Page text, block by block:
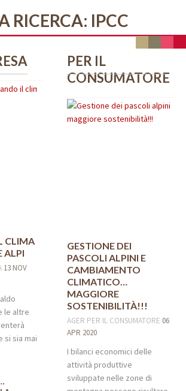
RICERCA: IPCC
CLIMA
ALPI
13 NOV
le altre
si sia mai
PER IL
CONSUMATORE
GESTIONE DEI
PASCOLI ALPINI E
CAMBIAMENTO
CLIMATICO…
MAGGIORE
SOSTENIBILITÀ!!!
AGER PER IL CONSUMATORE 06
APR 2020
I bilanci economici delle
attività produttive
sviluppate nelle zone di